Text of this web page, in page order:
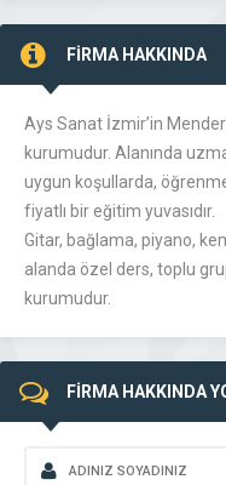
FİRMA HAKKINDA
Ays Sanat İzmir’in
kurumudur. Alanında
uygun koşullarda,
fiyatlı bir eğitim yuvasıdır.
Gitar, bağlama, piyano,
alanda özel ders, toplu
kurumudur.
FİRMA HAKKINDA